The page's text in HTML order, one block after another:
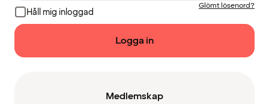
Håll mig inloggad
Glömt lösenord?
Logga in
Medlemskap